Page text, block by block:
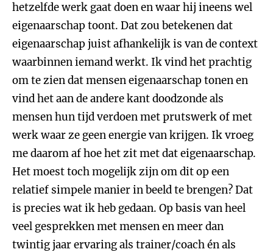
hetzelfde werk gaat doen en waar hij ineens wel
eigenaarschap toont. Dat zou betekenen dat
eigenaarschap juist afhankelijk is van de context
waarbinnen iemand werkt. Ik vind het prachtig
om te zien dat mensen eigenaarschap tonen en
vind het aan de andere kant doodzonde als
mensen hun tijd verdoen met prutswerk of met
werk waar ze geen energie van krijgen. Ik vroeg
me daarom af hoe het zit met dat eigenaarschap.
Het moest toch mogelijk zijn om dit op een
relatief simpele manier in beeld te brengen? Dat
is precies wat ik heb gedaan. Op basis van heel
veel gesprekken met mensen en meer dan
twintig jaar ervaring als trainer/coach én als